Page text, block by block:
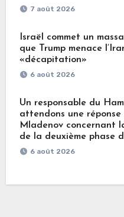
7 août 2026
Israël commet un
que Trump menace
«décapitation»
6 août 2026
Un responsable du
attendons une
Mladenov concernant
de la deuxième phase
6 août 2026